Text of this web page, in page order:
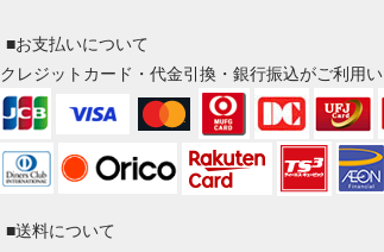
■お支払いについて
クレジットカード・代金引換・銀行振込がご利用い
■送料について